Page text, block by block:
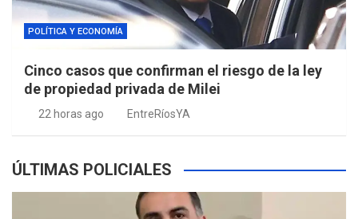
POLÍTICA Y ECONOMÍA
Cinco casos que confirman el riesgo de la ley
de propiedad privada de Milei
22 horas ago EntreRíosYA
ÚLTIMAS POLICIALES